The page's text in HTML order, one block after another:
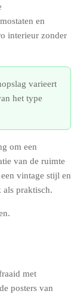
en
interieur zonder
varieert
het type
om een
van de ruimte
vintage stijl en
praktisch.
met
posters van